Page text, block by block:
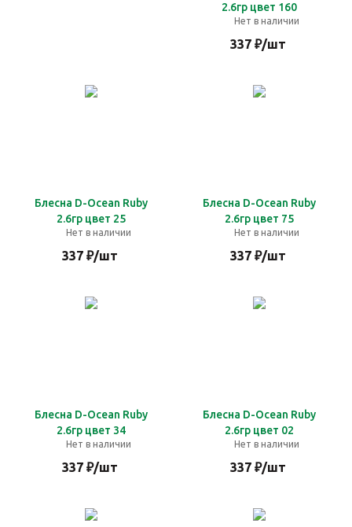
2.6гр цвет 160
Нет в наличии
337₽/шт
Блесна D-Ocean Ruby
2.6гр цвет 25
Нет в наличии
337₽/шт
Блесна D-Ocean Ruby
2.6гр цвет 75
Нет в наличии
337₽/шт
Блесна D-Ocean Ruby
2.6гр цвет 34
Нет в наличии
337₽/шт
Блесна D-Ocean Ruby
2.6гр цвет 02
Нет в наличии
337₽/шт